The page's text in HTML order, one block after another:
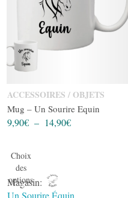
ACCESSOIRES / OBJETS
Mug – Un Sourire Equin
9,90€ – 14,90€Plage
Choix
des
options
Magasin: